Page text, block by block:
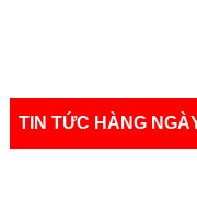
TIN TỨC HÀNG